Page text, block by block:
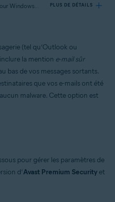
S’applique à Avast Premium Security pour Windows, Avast Antivirus Gratuit pour Windows PLUS DE DÉTAILS
Éducation (32/64 bits)
Basique/Édition Familiale
(32/64 bits)
(tel qu’Outlook ou
la mention e-mail sûr
bas de vos messages sortants.
que vos e-mails ont été
malware. Cette option est
pour gérer les paramètres de
d’Avast Premium Security et